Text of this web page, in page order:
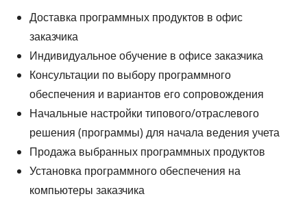
Доставка программных продуктов в офис
заказчика
Индивидуальное обучение в офисе заказчика
Консультации по выбору программного
обеспечения и вариантов его сопровождения
Начальные настройки типового/отраслевого
решения (программы) для начала ведения учета
Продажа выбранных программных продуктов
Установка программного обеспечения на
компьютеры заказчика